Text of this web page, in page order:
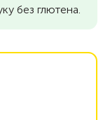
без глютена.